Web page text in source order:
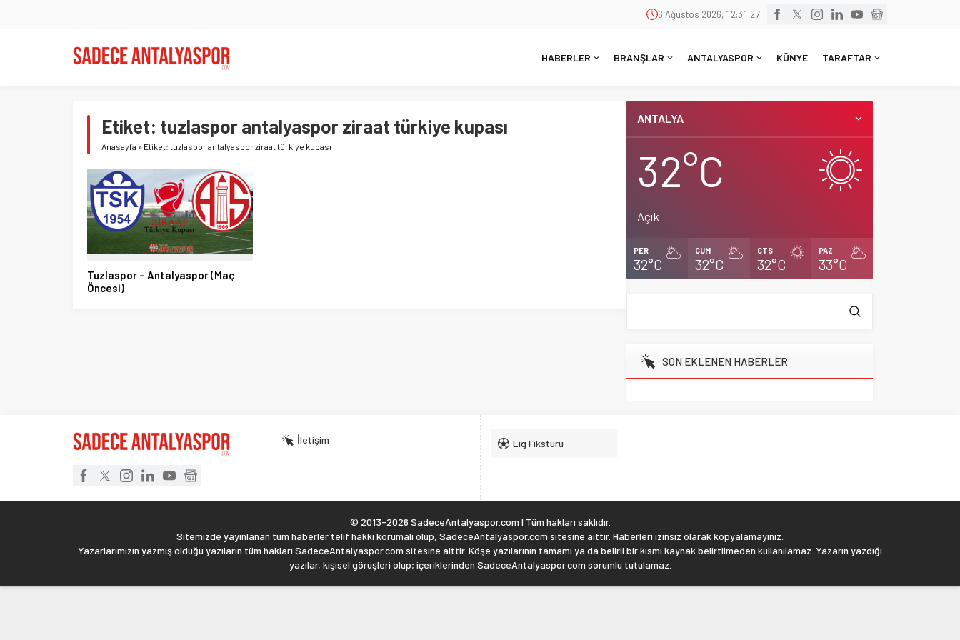
6 Ağustos 2026, 12:31:28
HABERLER BRANŞLAR ANTALYASPOR KÜNYE TARAFTAR
Etiket: tuzlaspor antalyaspor ziraat türkiye kupası
Anasayfa » Etiket: tuzlaspor antalyaspor ziraat türkiye kupası
Tuzlaspor – Antalyaspor (Maç
Öncesi)
ANTALYA
32°C
Açık
PER
32°C
CUM
32°C
CTS
32°C
PAZ
33°C
SON EKLENEN HABERLER
İletişim Lig Fikstürü
© 2013-2026 SadeceAntalyaspor.com | Tüm hakları saklıdır.
Sitemizde yayınlanan tüm haberler telif hakkı korumalı olup, SadeceAntalyaspor.com sitesine aittir. Haberleri izinsiz olarak kopyalamayınız.
Yazarlarımızın yazmış olduğu yazıların tüm hakları SadeceAntalyaspor.com sitesine aittir. Köşe yazılarının tamamı ya da belirli bir kısmı kaynak belirtilmeden kullanılamaz. Yazarın yazdığı
yazılar, kişisel görüşleri olup; içeriklerinden SadeceAntalyaspor.com sorumlu tutulamaz.